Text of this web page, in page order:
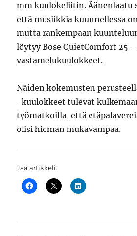
mm kuulokeliitin. Äänenlaatu
että musiikkia kuunnellessa
mutta rankempaan
löytyy Bose QuietComfort 25 -
vastamelukuulokkeet.
Näiden kokemusten
-kuulokkeet tulevat
työmatkoilla, että
olisi hieman mukavampaa.
Jaa artikkeli: